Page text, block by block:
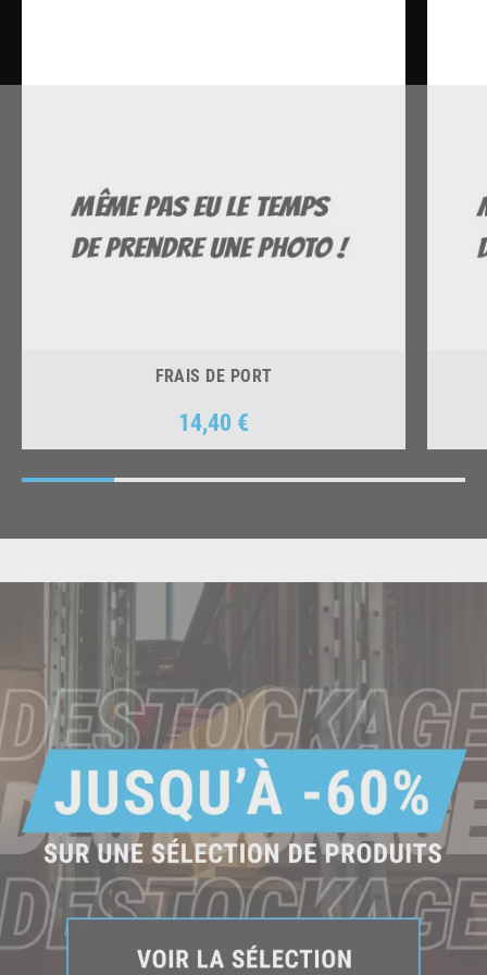
FRAIS DE PORT
Prix
14,40 €